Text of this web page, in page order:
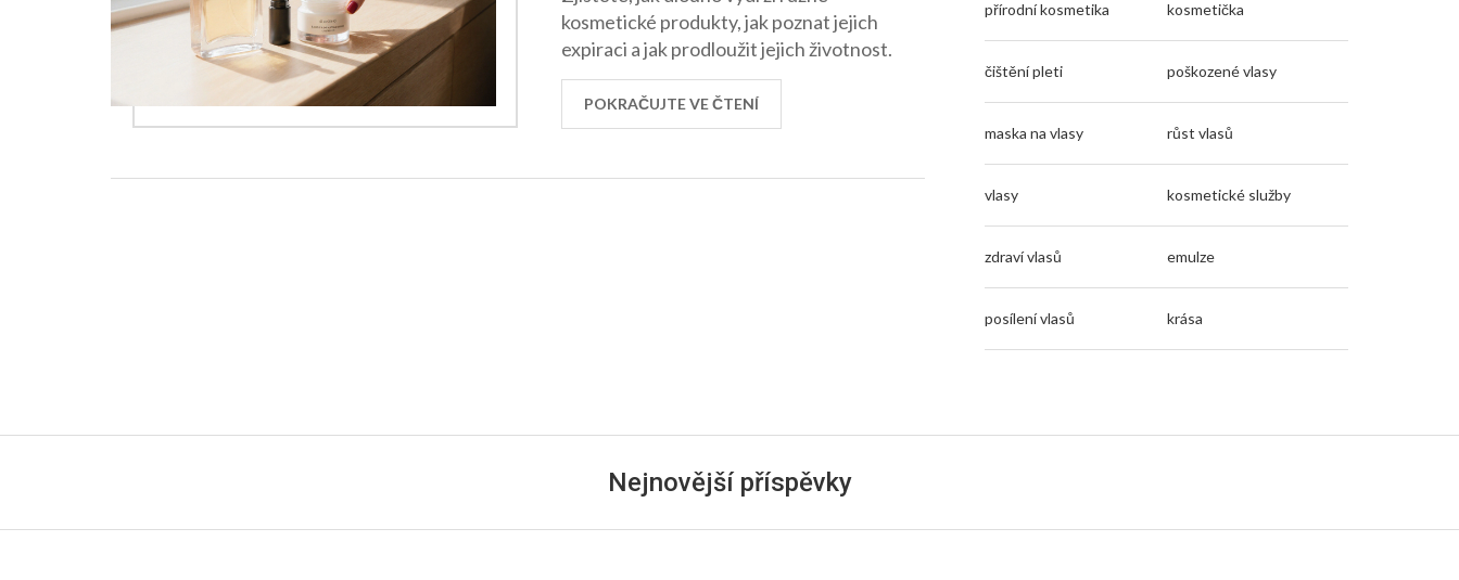
kosmetické produkty, jak poznat jejich
expiraci a jak prodloužit jejich životnost.
POKRAČUJTE VE ČTENÍ
přírodní kosmetika kosmetička
čištění pleti poškozené vlasy
maska na vlasy růst vlasů
vlasy kosmetické služby
zdraví vlasů emulze
posílení vlasů krása
Nejnovější příspěvky